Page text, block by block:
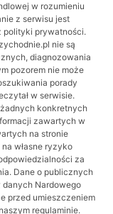
w rozumieniu
z serwisu jest
polityki prywatności.
nie są
diagnozowania
pozorem nie może
porady
w serwisie.
konkretnych
zawartych w
na stronie
własne ryzyko
za
Dane o publicznych
Nardowego
przed umieszczeniem
regulaminie.